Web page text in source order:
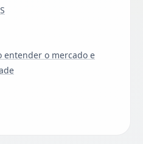
entender o mercado e